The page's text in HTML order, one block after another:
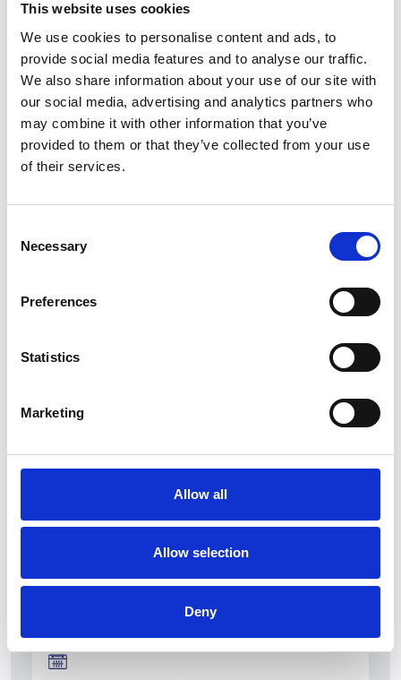
This website uses cookies
We use cookies to personalise content and ads, to
provide social media features and to analyse our traffic.
We also share information about your use of our site with
our social media, advertising and analytics partners who
may combine it with other information that you’ve
provided to them or that they’ve collected from your use
of their services.
Selection
Necessary
Preferences
Statistics
Marketing
Allow all
Allow selection
Deny
7 Agosto 2026
Nel primo semestre è aumentata fortemente la
costruzione di nuove abitazioni
Repubblica Ceca
La Škoda avvia la produzione del suo SUV Peaq
Repubblica Ceca